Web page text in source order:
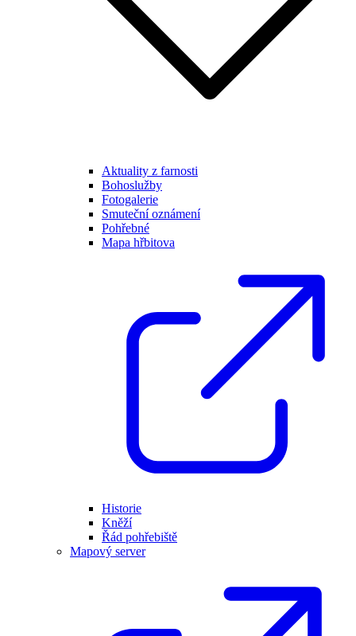
Aktuality z farnosti
Bohoslužby
Fotogalerie
Smuteční oznámení
Pohřebné
Mapa hřbitova
Historie
Kněží
Řád pohřebiště
Mapový server